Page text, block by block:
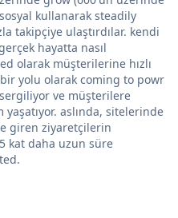
kullanarak steadily
takipçiye ulaştırdılar. kendi
hayatta nasıl
olarak müşterilerine hızlı
yolu olarak coming to powr
ve müşterilere
aslında, sitelerinde
giren ziyaretçilerin
kat daha uzun süre